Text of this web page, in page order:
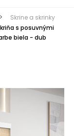
Skrine a skrinky
s posuvnými
biela - dub